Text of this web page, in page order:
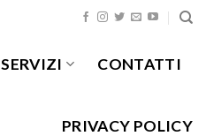
SERVIZI CONTATTI
PRIVACY POLICY